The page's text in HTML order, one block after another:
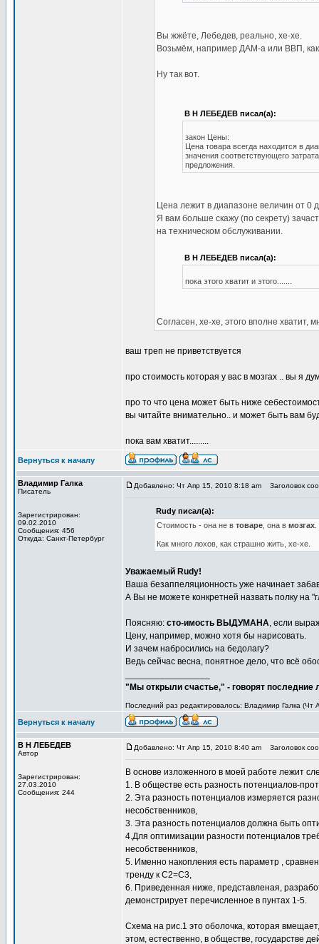
Вы жжёте, Лебедев, реально, хе-хе.
Возьмём, например ДАМ-а или ВВП,
Ну так вот.
В Н ЛЕБЕДЕВ писал(а):
закон Цены:
Цена товара всегда находится в
значения соответствующего
предложения.
Цена лежит в диапазоне величин от 0
Я вам больше скажу (по секрету)
на техническом обслуживании.
В Н ЛЕБЕДЕВ писал(а):
пока этого хватит и этого.......
Согласен, хе-хе, этого вполне хватит,
ваш треп не приветствуется
про стоимость которая у вас в мозгах .. вы я
про то что цена может быть ниже
вы читайте внимательно.. и может быть вам
пока вам хватит.........
Вернуться к началу
Владимир Галка
Писатель
Зарегистрирован:
09.02.2010
Сообщения: 456
Откуда: Санкт-Петербург
Добавлено: Чт Апр 15, 2010 8:18 am Заголовок
Rudy писал(а):
Стоимость - она не в товаре , она в мозгах
Как много лохов, как страшно жить, хе-хе.
Уважаемый Rudy!
Ваша безаппеляционность уже начинает
А Вы не можете конкретней назвать полку на
Поясняю: сто-имость ВЫДУМАНА, если
Цену, например, можно хотя бы нарисовать.
И зачем набросились на бедолагу?
Ведь сейчас весна, понятное дело, что всё
"Мы открыли счастье," - говорят
Последний раз редактировалось: Владимир Галка (Чт
Вернуться к началу
В Н ЛЕБЕДЕВ
Автор
Зарегистрирован:
27.03.2010
Сообщения: 244
Добавлено: Чт Апр 15, 2010 8:40 am Заголовок
В основе изложенного в моей работе лежит
1. В обществе есть разность потенциалов-
2. Эта разность потенциалов измеряется
несобственников,
3. Эта разность потенциалов должна быть
4.Для оптимизации разности потенциалов
несобственников,
5. Именно накопления есть параметр ,
тренду к С2=С3,
6. Приведенная ниже, представленая,
демонстрирует перечисленное в пунтах 1-5.
Схема на рис.1 это оболочка, которая
этом, естественно, в обществе, государстве